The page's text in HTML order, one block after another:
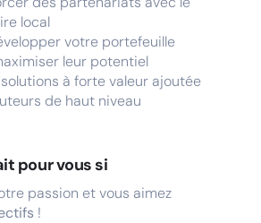
local
votre portefeuille
leur potentiel
à forte valeur ajoutée
de haut niveau
pour vous si
passion et vous aimez
!